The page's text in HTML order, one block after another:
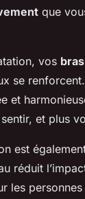
que
vos bras
se
et
et plus
est
réduit
les